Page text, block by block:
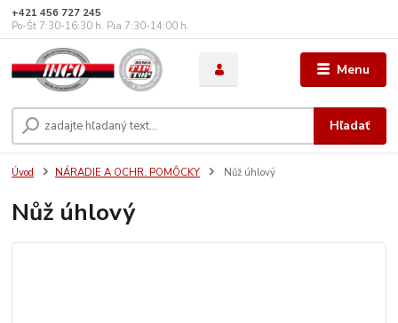
Menu
Hľadať
+421 456 727 245
Po-Št 7:30-16:30 h. Pia 7:30-14:00 h.
Úvod NÁRADIE A OCHR. POMÔCKY Nůž úhlový
Nůž úhlový